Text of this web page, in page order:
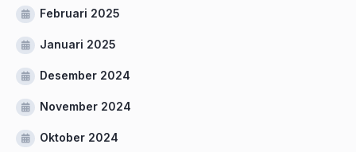
Februari 2025
Januari 2025
Desember 2024
November 2024
Oktober 2024